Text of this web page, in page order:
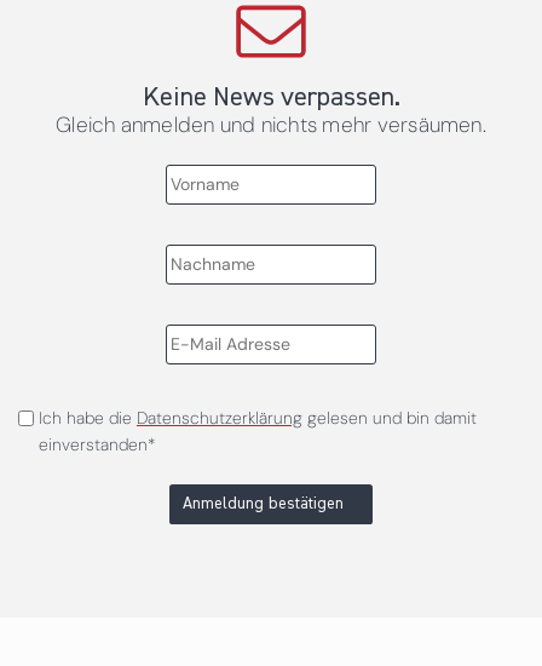
Keine News verpassen.
Gleich anmelden und nichts mehr versäumen.
Ich habe die Datenschutzerklärunggelesen und bin damit
einverstanden*
Anmeldung bestätigen